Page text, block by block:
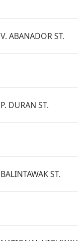
V. ABANADOR ST.
P. DURAN ST.
BALINTAWAK ST.